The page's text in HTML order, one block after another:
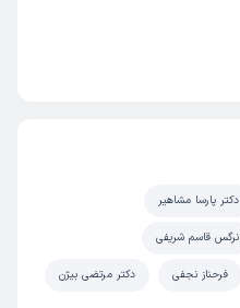
دکتر پارسا مشاهیر
نرگس قاسم شریفی
فرحناز نجفی دکتر مرتضی بیژن